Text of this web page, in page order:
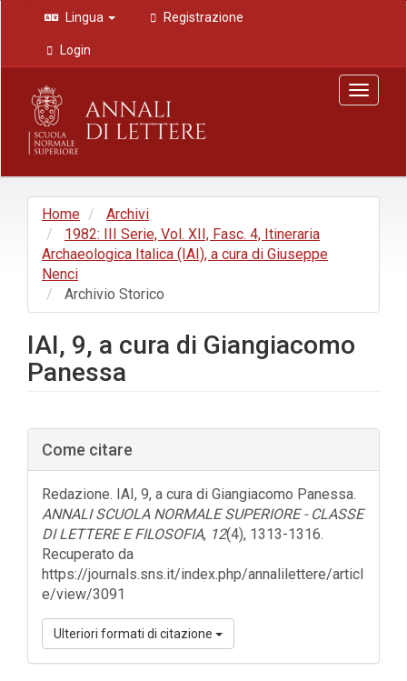
Navigazione
principale
Contenuto
principale
Barra
laterale
Lingua Registrazione
Login
Toggle
Home
Archivi
1982: III Serie, Vol. XII, Fasc. 4, Itineraria
Archaeologica Italica (IAI), a cura di Giuseppe
Nenci
Archivio Storico
IAI, 9, a cura di Giangiacomo
Panessa
Barra
laterale
dell'articolo
Come citare
Redazione. IAI, 9, a cura di Giangiacomo Panessa.
ANNALI SCUOLA NORMALE SUPERIORE - CLASSE
DI LETTERE E FILOSOFIA, 12(4), 1313-1316.
Recuperato da
https://journals.sns.it/index.php/annalilettere/articl
e/view/3091
Ulteriori formati di citazione